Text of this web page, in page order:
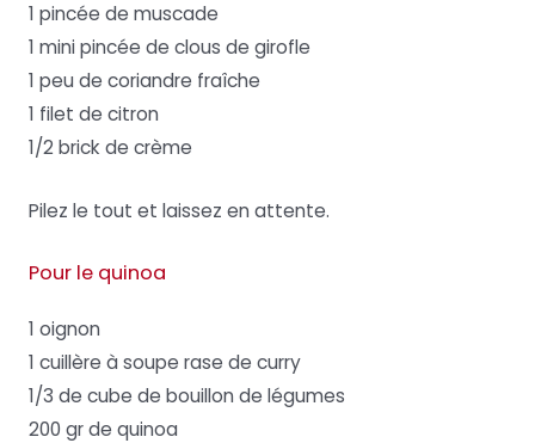
1 pincée de muscade
1 mini pincée de clous de girofle
1 peu de coriandre fraîche
1 filet de citron
1/2 brick de crème
Pilez le tout et laissez en attente.
Pour le quinoa
1 oignon
1 cuillère à soupe rase de curry
1/3 de cube de bouillon de légumes
200 gr de quinoa